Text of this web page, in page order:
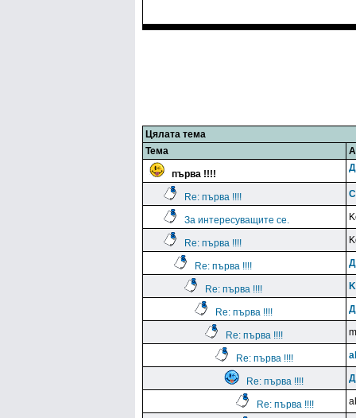
Цялата тема
Тема
първа !!!!
Re: първа !!!!
За интересуващите се.
Re: първа !!!!
Re: първа !!!!
Re: първа !!!!
Re: първа !!!!
Re: първа !!!!
Re: първа !!!!
Re: първа !!!!
Re: първа !!!!